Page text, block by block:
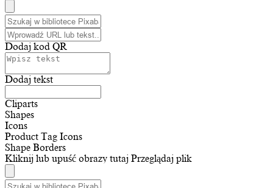
Dodaj kod QR
Dodaj tekst
Cliparts
Shapes
Icons
Product Tag Icons
Shape Borders
Kliknij lub upuść obrazy tutaj Przeglądaj plik